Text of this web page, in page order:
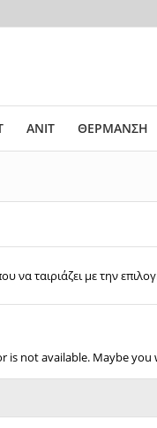
ANIT ΘΕΡΜΑΝΣΗ
να ταιριάζει με την
is not available. Maybe